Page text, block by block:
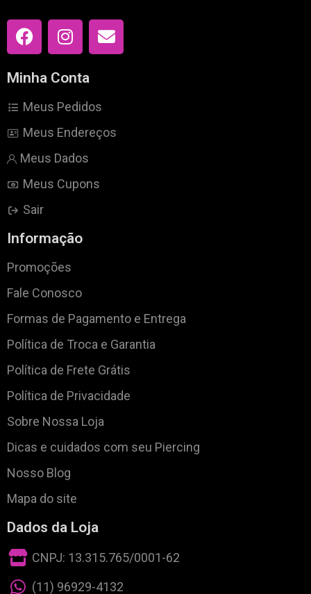
Minha Conta
Meus Pedidos
Meus Endereços
Meus Dados
Meus Cupons
Sair
Informação
Promoções
Fale Conosco
Formas de Pagamento e Entrega
Política de Troca e Garantia
Política de Frete Grátis
Política de Privacidade
Sobre Nossa Loja
Dicas e cuidados com seu Piercing
Nosso Blog
Mapa do site
Dados da Loja
CNPJ: 13.315.765/0001-62
(11) 96929-4132